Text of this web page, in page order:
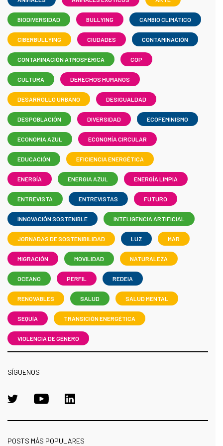
BIODIVERSIDAD BULLYING CAMBIO CLIMÁTICO
CIBERBULLYING CIUDADES CONTAMINACIÓN
CONTAMINACIÓN ATMOSFÉRICA COP
CULTURA DERECHOS HUMANOS
DESARROLLO URBANO DESIGUALDAD
DESPOBLACIÓN DIVERSIDAD ECOFEMINISMO
ECONOMIA AZUL ECONOMÍA CIRCULAR
EDUCACIÓN EFICIENCIA ENERGÉTICA
ENERGÍA ENERGIA AZUL ENERGÍA LIMPIA
ENTREVISTA ENTREVISTAS FUTURO
INNOVACIÓN SOSTENIBLE INTELIGENCIA ARTIFICIAL
JORNADAS DE SOSTENIBILIDAD LUZ MAR
MIGRACIÓN MOVILIDAD NATURALEZA
OCEANO PERFIL REDEIA
RENOVABLES SALUD SALUD MENTAL
SEQUÍA TRANSICIÓN ENERGÉTICA
VIOLENCIA DE GÉNERO
SÍGUENOS
POSTS MÁS POPULARES